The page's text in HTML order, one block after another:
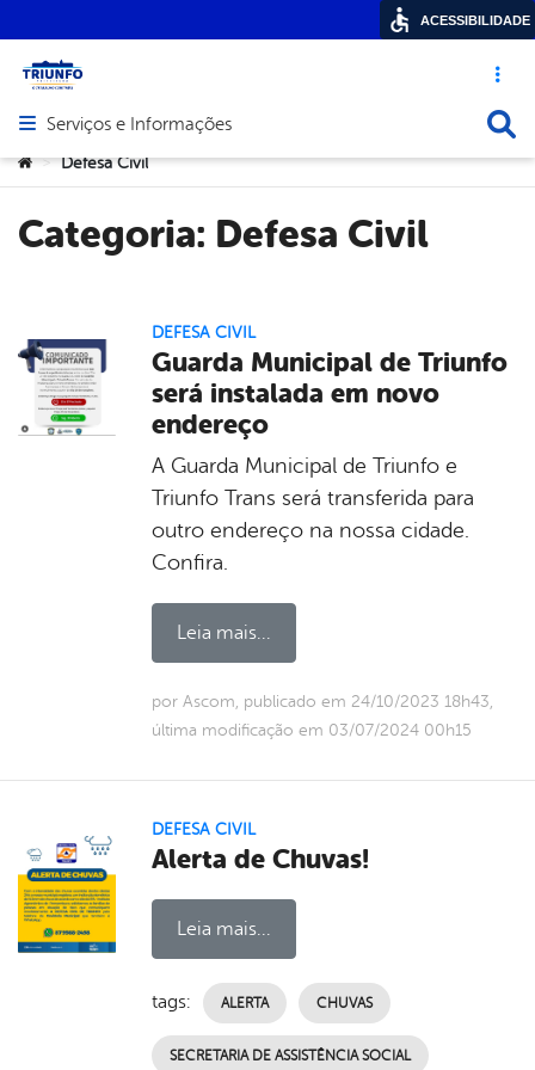
Acesso
Abrir menu principal de navegação
Serviços e Informações
Você está aqui:
> Defesa Civil
Categoria: Defesa Civil
DEFESA CIVIL
Guarda Municipal de Triunfo
será instalada em novo
endereço
A Guarda Municipal de Triunfo e
Triunfo Trans será transferida para
outro endereço na nossa cidade.
Confira.
Leia mais...
por Ascom, publicado em 24/10/2023 18h43,
última modificação em 03/07/2024 00h15
DEFESA CIVIL
Alerta de Chuvas!
Leia mais...
tags: ALERTA CHUVAS
SECRETARIA DE ASSISTÊNCIA SOCIAL
ACESSIBILIDADE